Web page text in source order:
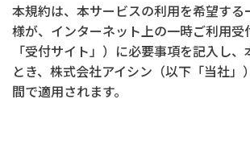
本規約は、本サービスの利用を希望する
様が、インターネット上の一時ご利用受
「受付サイト」）に必要事項を記入し
とき、株式会社アイシン（以下「当社」
間で適用されます。